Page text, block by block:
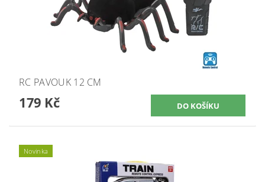
RC PAVOUK 12 CM
179 Kč
Novinka